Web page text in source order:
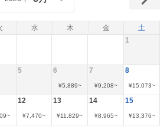
水 木 金 土
1
5 6
¥5,889~
7
¥9,208~
8
¥15,073~
~
12
¥7,470~
13
¥11,829~
14
¥8,965~
15
¥13,376~